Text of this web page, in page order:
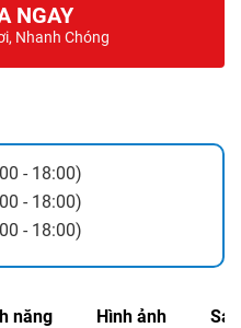
NGAY
Nhanh Chóng
- 18:00)
- 18:00)
- 18:00)
năng Hình ảnh